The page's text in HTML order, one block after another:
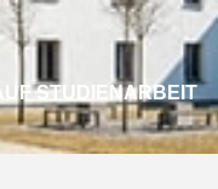
STUDIENARBEIT